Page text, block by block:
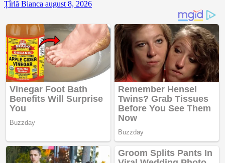
Țîrlă Bianca august 8, 2026